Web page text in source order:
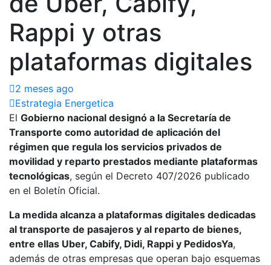
Rappi y otras
plataformas digitales
2 meses ago
Estrategia Energetica
El Gobierno nacional designó a la Secretaría de
Transporte como autoridad de aplicación del
régimen que regula los servicios privados de
movilidad y reparto prestados mediante plataformas
tecnológicas, según el Decreto 407/2026 publicado
en el Boletín Oficial.
La medida alcanza a plataformas digitales dedicadas
al transporte de pasajeros y al reparto de bienes,
entre ellas Uber, Cabify, Didi, Rappi y PedidosYa,
además de otras empresas que operan bajo esquemas